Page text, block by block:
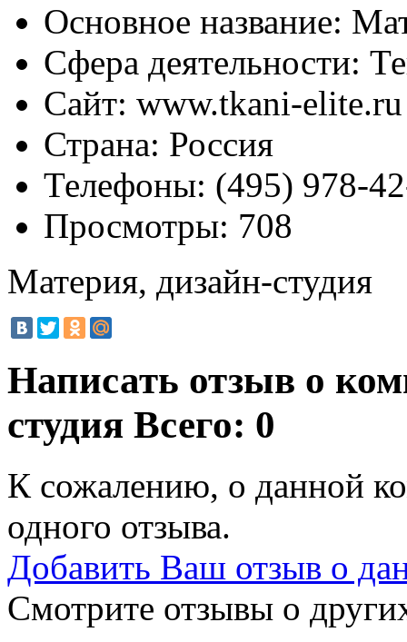
Основное название:
Сфера деятельности:
Сайт: www.tkani-elite.ru
Страна: Россия
Телефоны: (495) 978-
Просмотры: 708
Материя, дизайн-студия
Написать отзыв о
студия Всего: 0
К сожалению, о данной
одного отзыва.
Добавить Ваш отзыв о
Смотрите отзывы о